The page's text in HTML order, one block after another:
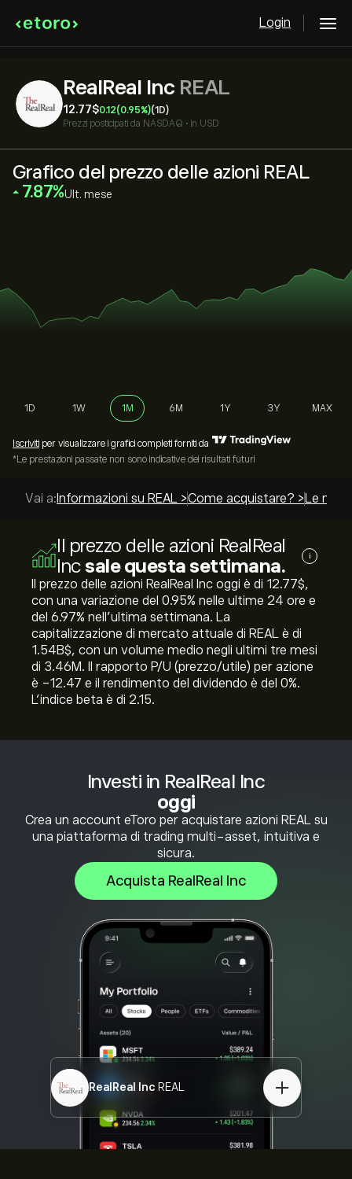
Login
RealReal Inc REAL
12.77‎$‎0.12(0.95%)(1D)
Prezzi posticipati da NASDAQ • in USD
Investi in RealReal Inc
oggi
Crea un account eToro per acquistare azioni REAL su
una piattaforma di trading multi-asset, intuitiva e
sicura.
Acquista RealReal Inc
RealReal Inc REAL
Grafico del prezzo delle azioni REAL
‎7.87‎ Ult. mese
1D 1W 1M 6M 1Y 3Y MAX
Iscriviti per visualizzare i grafici completi forniti da
*Le prestazioni passate non sono indicative dei risultati futuri
Vai a: Informazioni su REAL >Come acquistare? > Le
Il prezzo delle azioni RealReal
Incsale questa settimana. i
Il prezzo delle azioni RealReal Inc oggi è di 12.77‎$‎,
con una variazione del ‎0.95‎% nelle ultime 24 ore e
del ‎6.97‎% nell'ultima settimana. La
capitalizzazione di mercato attuale di REAL è di
1.54B‎$‎, con un volume medio negli ultimi tre mesi
di 3.46M. Il rapporto P/U (prezzo/utile) per azione
è -12.47 e il rendimento del dividendo è del 0%.
L'indice beta è di 2.15.